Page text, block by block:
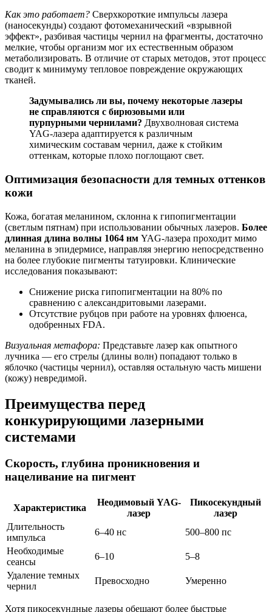
Как это работает? Сверхкороткие импульсы лазера
(наносекунды) создают фотомеханический «взрывной
эффект», разбивая частицы чернил на фрагменты, достаточно
мелкие, чтобы организм мог их естественным образом
метаболизировать. В отличие от старых методов, этот процесс
сводит к минимуму тепловое повреждение окружающих
тканей.
Задумывались ли вы, почему некоторые лазеры
не справляются с бирюзовыми или
пурпурными чернилами? Двухволновая система
YAG-лазера адаптируется к различным
химическим составам чернил, даже к стойким
оттенкам, которые плохо поглощают свет.
Оптимизация безопасности для темных оттенков
кожи
Кожа, богатая меланином, склонна к гипопигментации
(светлым пятнам) при использовании обычных лазеров. Более
длинная длина волны 1064 нм YAG-лазера проходит мимо
меланина в эпидермисе, направляя энергию непосредственно
на более глубокие пигменты татуировки. Клинические
исследования показывают:
Снижение риска гипопигментации на 80% по
сравнению с александритовыми лазерами.
Отсутствие рубцов при работе на уровнях флюенса,
одобренных FDA.
Визуальная метафора: Представьте лазер как опытного
лучника — его стрелы (длины волн) попадают только в
яблочко (частицы чернил), оставляя остальную часть мишени
(кожу) невредимой.
Преимущества перед
конкурирующими лазерными
системами
Скорость, глубина проникновения и
нацеливание на пигмент
Характеристика
Неодимовый YAG-
лазер
Пикосекундный
лазер
Длительность
импульса
6–40 нс
500–800 пс
Необходимые
сеансы
6–10
5–8
Удаление темных
чернил
Превосходно Умеренно
Хотя пикосекундные лазеры обещают более быстрые